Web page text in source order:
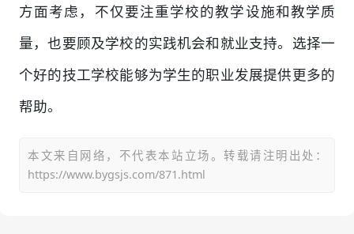
方面考虑，不仅要注重学校的教学设施和教学质
量，也要顾及学校的实践机会和就业支持。选择一
个好的技工学校能够为学生的职业发展提供更多的
帮助。
本文来自网络，不代表本站立场。转载请注明出处：
https://www.bygsjs.com/871.html